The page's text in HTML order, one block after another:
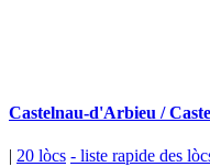
Castelnau-d'Arbieu /
| 20 lòcs - liste rapide des